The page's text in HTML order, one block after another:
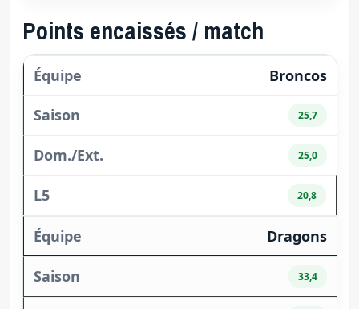
Points encaissés / match
Broncos
25,7
25,0
20,8
Dragons
33,4